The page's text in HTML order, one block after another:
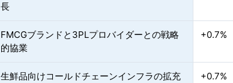
長
FMCGブランドと3PLプロバイダーとの戦略
的協業
+0.7%
生鮮品向けコールドチェーンインフラの拡充 +0.7%